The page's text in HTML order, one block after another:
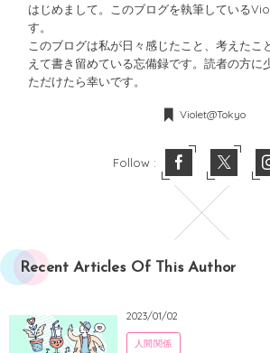
はじめまして。このブログを執筆している
す。
このブログは私が日々感じたこと、考えたこ
えて書き留めている忘備録です。読者の方に
ただけたら幸いです。
Violet@Tokyo
Follow :
Recent Articles Of This Author
2023/01/02
人間関係